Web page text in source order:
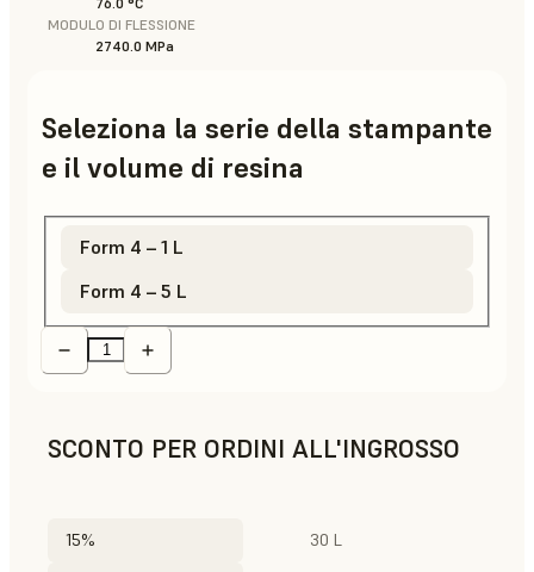
MODULO DI FLESSIONE
2740.0 MPa
Seleziona la serie della stampante
e il volume di resina
Form 4 – 1 L
Form 4 – 5 L
SCONTO PER ORDINI ALL'INGROSSO
15% 30 L